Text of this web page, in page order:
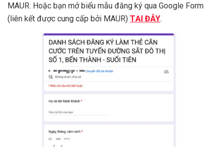
MAUR. Hoặc bạn mở biểu mẫu đăng ký qua Google Form
(liên kết được cung cấp bởi MAUR) TẠI ĐÂY.